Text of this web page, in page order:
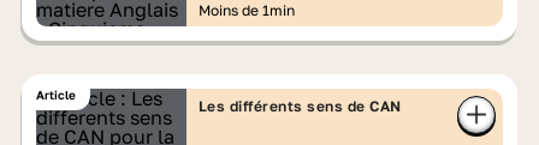
Moins de 1min
Article
Les différents sens de CAN